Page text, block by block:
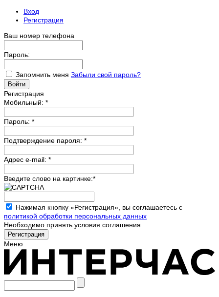
Вход
Регистрация
Ваш номер телефона
Пароль:
Запомнить меня Забыли свой пароль?
Регистрация
Мобильный: *
Пароль: *
Подтверждение пароля: *
Адрес e-mail: *
Введите слово на картинке:*
Нажимая кнопку «Регистрация», вы соглашаетесь с
политикой обработки персональных данных
Необходимо принять условия соглашения
Меню